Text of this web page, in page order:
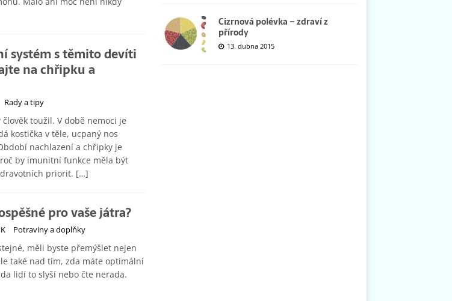
systém s těmito devíti
na chřipku a
Rady a tipy
toužil. V době nemoci je
kostička v těle, ucpaný nos
nachlazení a chřipky je
by imunitní funkce měla být
priorit. […]
pro vaše játra?
Potraviny a doplňky
měli byste přemýšlet nejen
také nad tím, zda máte optimální
lidí to slyší nebo čte nerada.
Cizrnová polévka – zdraví z
přírody
13. dubna 2015